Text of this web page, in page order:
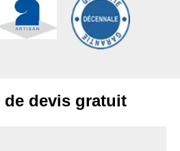
de devis gratuit